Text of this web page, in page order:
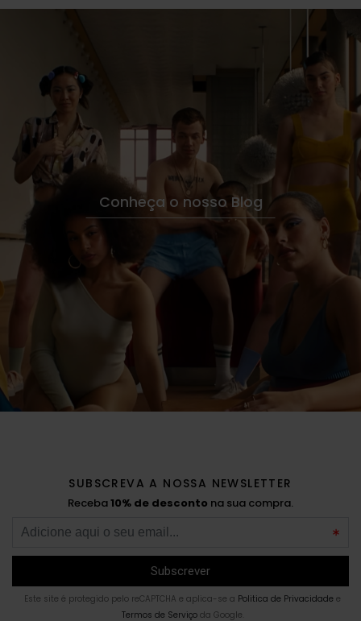
Conheça o nosso Blog
SUBSCREVA A NOSSA NEWSLETTER
Receba10% de desconto na sua compra.
Este site é protegido pelo reCAPTCHA e aplica-se a Politica de Privacidade e
Termos de Serviçoda Google.